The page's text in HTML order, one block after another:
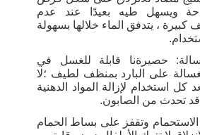
ويسهل طيه بعيدًا عند عدم
، يتدفق الماء خلالها بسهولة
حصيرةنا قابلة للغسل في
على البارد بمنظف لطيف ؛لا
استخدام لإزالة المواد الدهنية
قد تحدث من الصابون.
وتقفز على بساط الحمام